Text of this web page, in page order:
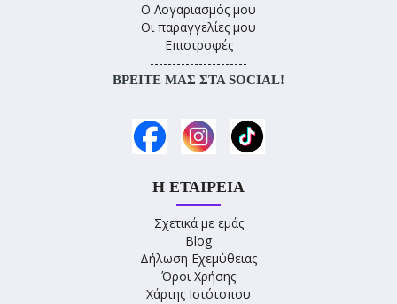
Ο Λογαριασμός μου
Οι παραγγελίες μου
Επιστροφές
----------------------
ΒΡΕΊΤΕ ΜΑΣ ΣΤΑ SOCIAL!
Η ΕΤΑΙΡΕΊΑ
Σχετικά με εμάς
Blog
Δήλωση Εχεμύθειας
Όροι Χρήσης
Χάρτης Ιστότοπου